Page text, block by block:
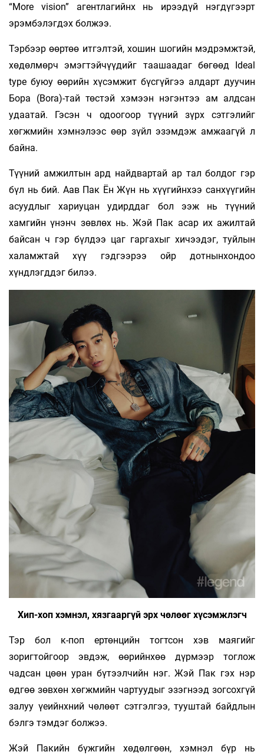
“More vision” агентлагийнх нь ирээдүй нэгдүгээрт
эрэмбэлэгдэх болжээ.
Тэрбээр өөртөө итгэлтэй, хошин шогийн мэдрэмжтэй,
хөдөлмөрч эмэгтэйчүүдийг таашаадаг бөгөөд Ideal
type буюу өөрийн хүсэмжит бүсгүйгээ алдарт дуучин
Бора (Bora)-тай төстэй хэмээн нэгэнтээ ам алдсан
удаатай. Гэсэн ч одоогоор түүний зүрх сэтгэлийг
хөгжмийн хэмнэлээс өөр зүйл эзэмдэж амжаагүй л
байна.
Түүний амжилтын ард найдвартай ар тал болдог гэр
бүл нь бий. Аав Пак Ён Жүн нь хүүгийнхээ санхүүгийн
асуудлыг хариуцан удирддаг бол ээж нь түүний
хамгийн үнэнч зөвлөх нь. Жэй Пак асар их ажилтай
байсан ч гэр бүлдээ цаг гаргахыг хичээдэг, туйлын
халамжтай хүү гэдгээрээ ойр дотнынхондоо
хүндлэгддэг билээ.
Хип-хоп хэмнэл, хязгааргүй эрх чөлөөг хүсэмжлэгч
Тэр бол к-поп ертөнцийн тогтсон хэв маягийг
зоригтойгоор эвдэж, өөрийнхөө дүрмээр тоглож
чадсан цөөн уран бүтээлчийн нэг. Жэй Пак гэх нэр
өдгөө зөвхөн хөгжмийн чартуудыг эзэгнээд зогсохгүй
залуу үеийнхний чөлөөт сэтгэлгээ, тууштай байдлын
бэлгэ тэмдэг болжээ.
Жэй Пакийн бүжгийн хөдөлгөөн, хэмнэл бүр нь